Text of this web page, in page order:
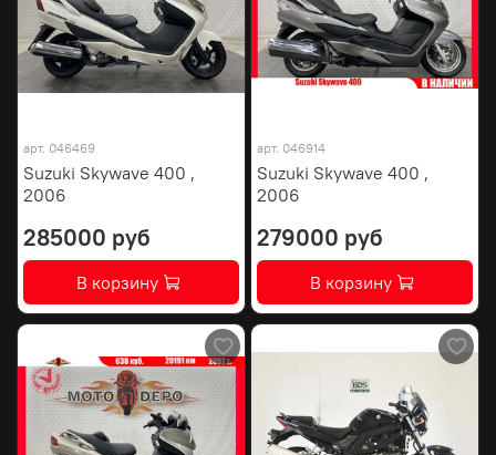
арт. 046469
Suzuki Skywave 400 ,
2006
285000 руб
В корзину
арт. 046914
Suzuki Skywave 400 ,
2006
279000 руб
В корзину